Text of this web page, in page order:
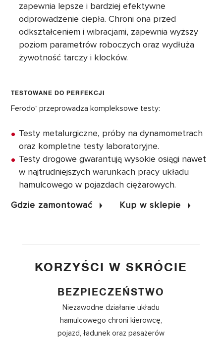
zapewnia lepsze i bardziej efektywne
odprowadzenie ciepła. Chroni ona przed
odkształceniem i wibracjami, zapewnia wyższy
poziom parametrów roboczych oraz wydłuża
żywotność tarczy i klocków.
TESTOWANE DO PERFEKCJI
Ferodo® przeprowadza kompleksowe testy:
Testy metalurgiczne, próby na dynamometrach
oraz kompletne testy laboratoryjne.
Testy drogowe gwarantują wysokie osiągi nawet
w najtrudniejszych warunkach pracy układu
hamulcowego w pojazdach ciężarowych.
Gdzie zamontować
Kup w sklepie
KORZYŚCI W SKRÓCIE
BEZPIECZEŃSTWO
Niezawodne działanie układu
hamulcowego chroni kierowcę,
pojazd, ładunek oraz pasażerów​​​​